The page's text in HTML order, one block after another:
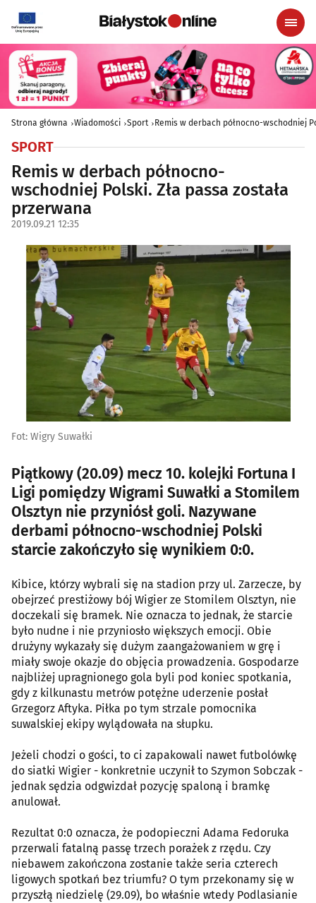
Strona główna Wiadomości Sport Remis w derbach północno-wschodniej
SPORT
Remis w derbach północno-
wschodniej Polski. Zła passa została
przerwana
2019.09.21 12:35
Fot: Wigry Suwałki
Piątkowy (20.09) mecz 10. kolejki Fortuna I
Ligi pomiędzy Wigrami Suwałki a Stomilem
Olsztyn nie przyniósł goli. Nazywane
derbami północno-wschodniej Polski
starcie zakończyło się wynikiem 0:0.
Kibice, którzy wybrali się na stadion przy ul. Zarzecze, by
obejrzeć prestiżowy bój Wigier ze Stomilem Olsztyn, nie
doczekali się bramek. Nie oznacza to jednak, że starcie
było nudne i nie przyniosło większych emocji. Obie
drużyny wykazały się dużym zaangażowaniem w grę i
miały swoje okazje do objęcia prowadzenia. Gospodarze
najbliżej upragnionego gola byli pod koniec spotkania,
gdy z kilkunastu metrów potężne uderzenie posłał
Grzegorz Aftyka. Piłka po tym strzale pomocnika
suwalskiej ekipy wylądowała na słupku.
Jeżeli chodzi o gości, to ci zapakowali nawet futbolówkę
do siatki Wigier - konkretnie uczynił to Szymon Sobczak -
jednak sędzia odgwizdał pozycję spaloną i bramkę
anulował.
Rezultat 0:0 oznacza, że podopieczni Adama Fedoruka
przerwali fatalną passę trzech porażek z rzędu. Czy
niebawem zakończona zostanie także seria czterech
ligowych spotkań bez triumfu? O tym przekonamy się w
przyszłą niedzielę (29.09), bo właśnie wtedy Podlasianie